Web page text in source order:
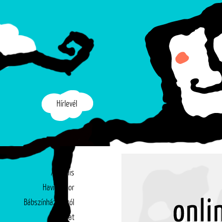
Hírlevél
Aktuális
Havi műsor
Bábszínházunkról
Társulat